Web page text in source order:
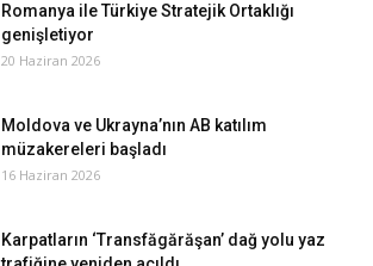
Romanya ile Türkiye Stratejik Ortaklığı
genişletiyor
20 Haziran 2026
Moldova ve Ukrayna’nın AB katılım
müzakereleri başladı
16 Haziran 2026
Karpatların ‘Transfăgărăşan’ dağ yolu yaz